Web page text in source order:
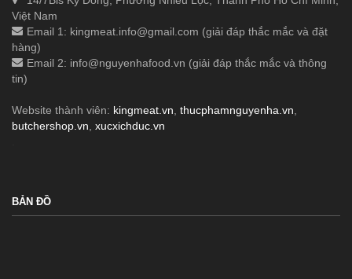
Việt Nam
Email 1: kingmeat.info@gmail.com (giải đáp thắc mắc và đặt
hàng)
Email 2: info@nguyenhafood.vn (giải đáp thắc mắc và thông
tin)
Website thành viên: kingmeat.vn thucphamnguyenha.vn
butchershop.vn xucxichduc.vn
BẢN ĐỒ